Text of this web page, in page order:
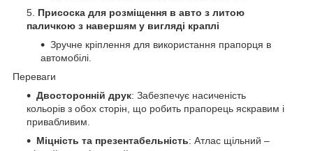
Присоска для розміщення в авто з литою
паличкою з навершям у вигляді краплі
Зручне кріплення для використання прапорця в
автомобілі.
Переваги
Двосторонній друк: Забезпечує насиченість
кольорів з обох сторін, що робить прапорець яскравим і
привабливим.
Міцність та презентабельність: Атлас щільний –